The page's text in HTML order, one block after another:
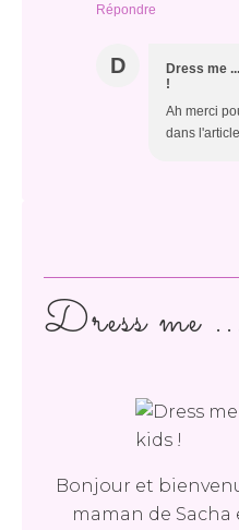
Répondre
D
Dress me
!
Ah merci
dans
Dress me
Bonjour et
maman de